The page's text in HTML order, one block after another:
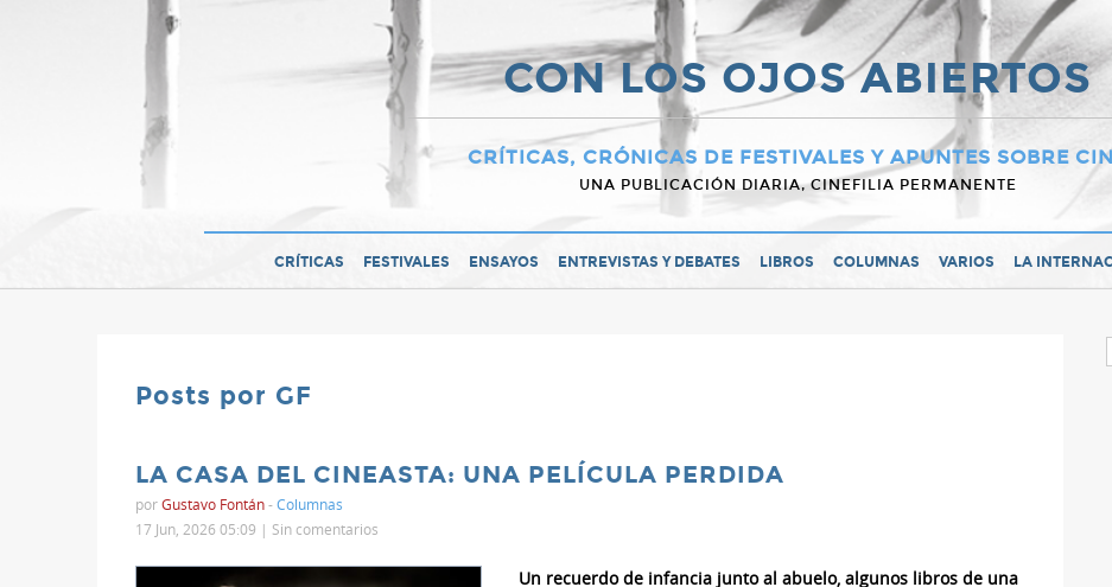
CON LOS OJOS ABIERTOS
CRÍTICAS, CRÓNICAS DE FESTIVALES Y APUNTES SOBRE
UNA PUBLICACIÓN DIARIA, CINEFILIA PERMANENTE
CRÍTICAS FESTIVALES ENSAYOS ENTREVISTAS Y DEBATES LIBROS COLUMNAS VARIOS LA
Posts por GF
LA CASA DEL CINEASTA: UNA PELÍCULA PERDIDA
porGustavo Fontán-Columnas
17 Jun, 2026 05:09 | Sin comentarios
Un recuerdo de infancia junto al abuelo, algunos libros de una